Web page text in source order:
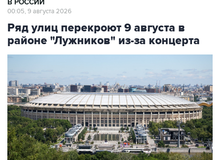
Ряд улиц перекроют 9 августа в
районе "Лужников" из-за концерта
Фото: Сергей Фадеичев/ТАСС